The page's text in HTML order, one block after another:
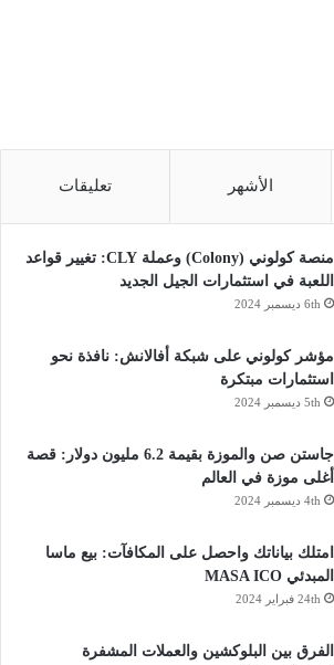
الأشهر تعليقات
منصة كولوني (Colony) وعملة CLY: تغيير قواعد
اللعبة في استثمارات الجيل الجديد
6th ديسمبر 2024
مؤشر كولوني على شبكة أفالانش: نافذة نحو
استثمارات مبتكرة
5th ديسمبر 2024
جاستن صن والموزة بقيمة 6.2 مليون دولار: قصة
أغلى موزة في العالم
4th ديسمبر 2024
امتلك بياناتك واحصل على المكافآت: بيع ماسا
المبدئي MASA ICO
24th فبراير 2024
الفرق بين البلوكشين والعملات المشفرة